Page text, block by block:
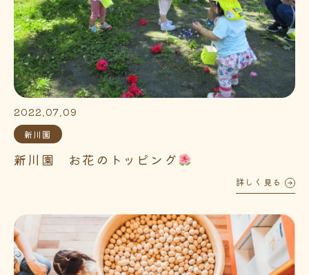
2022.07.09
新川園
新川園 お花のトッピング
詳しく見る